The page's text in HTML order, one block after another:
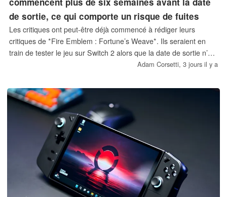
de sortie, ce qui comporte un risque de fuites
Les critiques ont peut-être déjà commencé à rédiger leurs
critiques de *Fire Emblem : Fortune’s Weave*. Ils seraient en
train de tester le jeu sur Switch 2 alors que la date de sortie n’est
prévue que pour le 17 septembre. Les fans espèrent que les
confirmeront un gameplay riche et des graphismes fluides.
Adam Corsetti, 3 jours il y a